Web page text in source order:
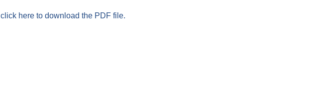
click here to download the PDF file.